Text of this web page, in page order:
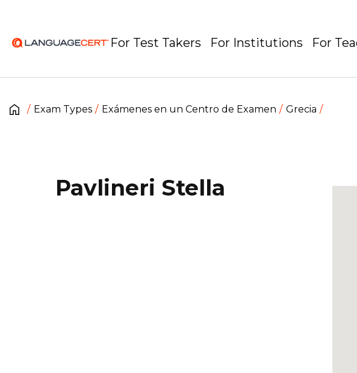
For Test Takers For Institutions For
Exam Types Exámenes en un Centro de Examen Grecia
Pavlineri Stella